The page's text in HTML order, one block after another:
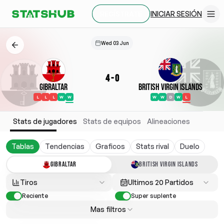
INICIAR SESIÓN
Wed 03 Jun
Gibraltar
L L L W W
4-0
British Virgin Islands
W W D W L
Stats de jugadores Stats de equipos Alineaciones
Tablas Tendencias Graficos Stats rival Duelo
GIBRALTAR BRITISH VIRGIN ISLANDS
Tiros Ultimos 20 Partidos
Reciente Super suplente
Mas filtros